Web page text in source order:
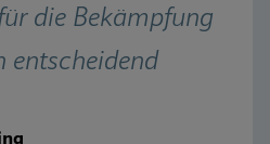
die Bekämpfung
entscheidend